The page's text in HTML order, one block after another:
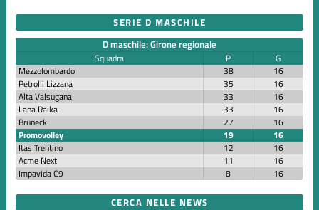
SERIE D MASCHILE
D maschile: Girone regionale
Squadra P
G
Mezzolombardo
38
16
Petrolli Lizzana
35
16
Alta Valsugana
33
16
Lana Raika
33
16
Bruneck
27
16
Promovolley
19
16
Itas Trentino
12
16
Acme Next
11
16
Impavida C9
8 16
CERCA NELLE NEWS